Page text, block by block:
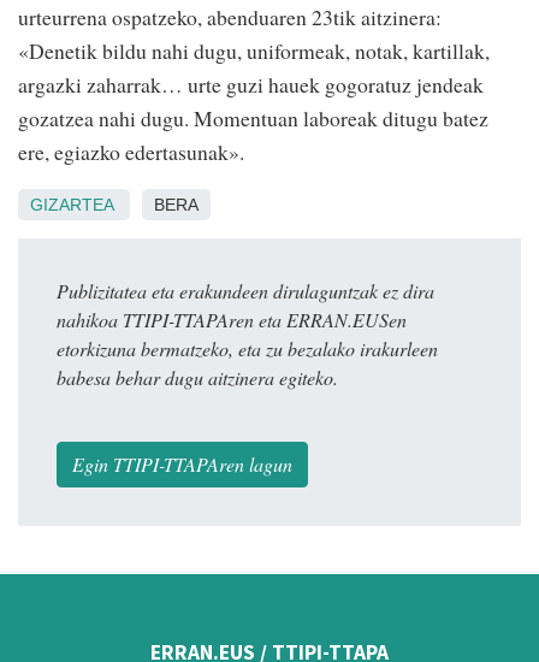
urteurrena ospatzeko, abenduaren 23tik aitzinera:
«Denetik bildu nahi dugu, uniformeak, notak, kartillak,
argazki zaharrak… urte guzi hauek gogoratuz jendeak
gozatzea nahi dugu. Momentuan laboreak ditugu batez
ere, egiazko edertasunak».
GIZARTEA BERA
Publizitatea eta erakundeen dirulaguntzak ez dira
nahikoa TTIPI-TTAPAren eta ERRAN.EUSen
etorkizuna bermatzeko, eta zu bezalako irakurleen
babesa behar dugu aitzinera egiteko.
Egin TTIPI-TTAPAren lagun
ERRAN.EUS / TTIPI-TTAPA